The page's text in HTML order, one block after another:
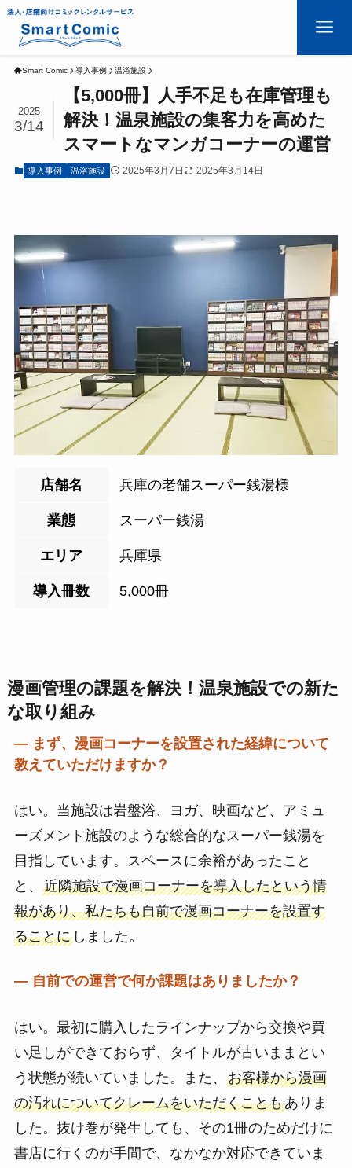
Smart Comic 導入事例 温浴施設
【5,000冊】人手不足も在庫管理も
解決！温泉施設の集客力を高めた
スマートなマンガコーナーの運営
2025
3/14
導入事例 温浴施設 2025年3月7日 2025年3月14日
店舗名 兵庫の老舗スーパー銭湯様
業態 スーパー銭湯
エリア 兵庫県
導入冊数 5,000冊
漫画管理の課題を解決！温泉施設での新た
な取り組み
― まず、漫画コーナーを設置された経緯について
教えていただけますか？
はい。当施設は岩盤浴、ヨガ、映画など、アミュ
ーズメント施設のような総合的なスーパー銭湯を
目指しています。スペースに余裕があったこと
と、 近隣施設で漫画コーナーを導入したという情
報があり、私たちも自前で漫画コーナーを設置す
ることにしました。
― 自前での運営で何か課題はありましたか？
はい。最初に購入したラインナップから交換や買
い足しができておらず、タイトルが古いままとい
う状態が続いていました。また、 お客様から漫画
の汚れについてクレームをいただくこともありま
した。抜け巻が発生しても、その1冊のためだけに
書店に行くのが手間で、なかなか対応できていま